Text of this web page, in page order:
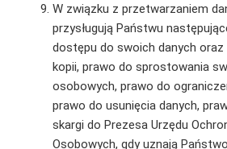
W związku z przetwarzaniem
przysługują Państwu
dostępu do swoich danych
kopii, prawo do sprostowania
osobowych, prawo do
prawo do usunięcia danych,
skargi do Prezesa Urzędu
Osobowych, gdy uznają